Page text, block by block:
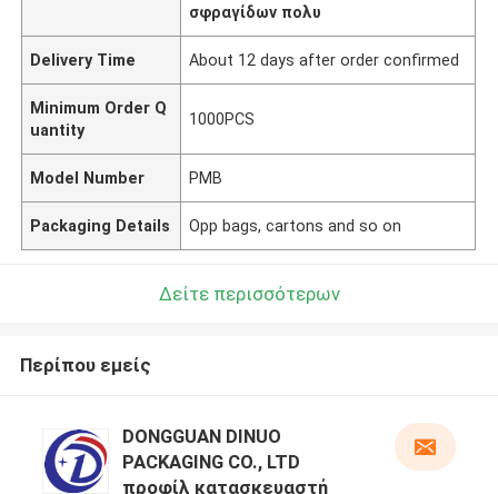
σφραγίδων πολυ
Delivery Time About 12 days after order confirmed
Minimum Order Q
uantity
1000PCS
Model Number PMB
Packaging Details Opp bags, cartons and so on
Δείτε περισσότερων
Περίπου εμείς
DONGGUAN DINUO
PACKAGING CO., LTD
προφίλ κατασκευαστή